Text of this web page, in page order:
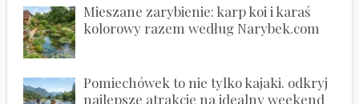
Mieszane zarybienie: karp koi i karaś
kolorowy razem według Narybek.com
Pomiechówek to nie tylko kajaki. odkryj
najlepsze atrakcje na idealny weekend